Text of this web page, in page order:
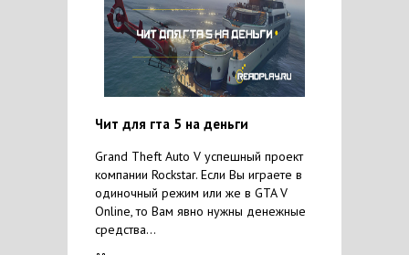
Чит для гта 5 на деньги
Grand Theft Auto V успешный проект
компании Rockstar. Если Вы играете в
одиночный режим или же в GTA V
Online, то Вам явно нужны денежные
средства...